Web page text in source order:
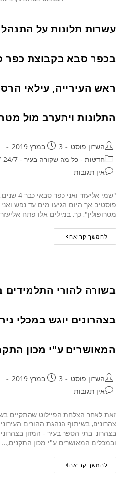
עשרות תלונות על
בכפר סבא בקבוצת כפר
ראש העירייה, עילאי
התלונות ויתערב מול
השרון פוסט
3 במרץ 2019
חדשות - כל מה שקורה בעיר - 24/7
אין תגובות
"שמי
פוסטים אך היום הגיעו מים עד נפש
מטרופולין", כך, במילים אלו פתח
להמשך קריאה
בשורה להורי התלמידים
בצהרונים יוגש במכלי
המאושרים ע"י מכון
השרון פוסט 3 במרץ 2019
אין תגובות
זאת לאחר הצלחת הפיילוט שהתקיים
צהרונים, בשיתוף הנהגת ההורים
בצהרוני בתי הספר בעיר - המזון
ובמכלים המאושרים ע"י מכון התקנים,…
להמשך קריאה